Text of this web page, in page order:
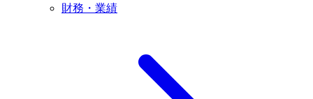
財務・業績